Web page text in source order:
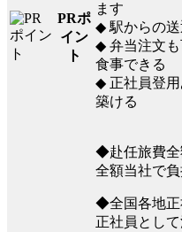
PRポ
イン
ト
ます
◆ 駅からの
◆ 弁当注文も
食事できる
◆ 正社員登
築ける
◆赴任旅費
全額当社で負
◆全国各地
正社員として